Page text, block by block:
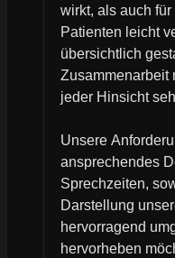
wirkt, als auch
Patienten leicht
übersichtlich
Zusammenarbeit
jeder Hinsicht
Unsere
ansprechendes
Sprechzeiten,
Darstellung
hervorragend
hervorheben